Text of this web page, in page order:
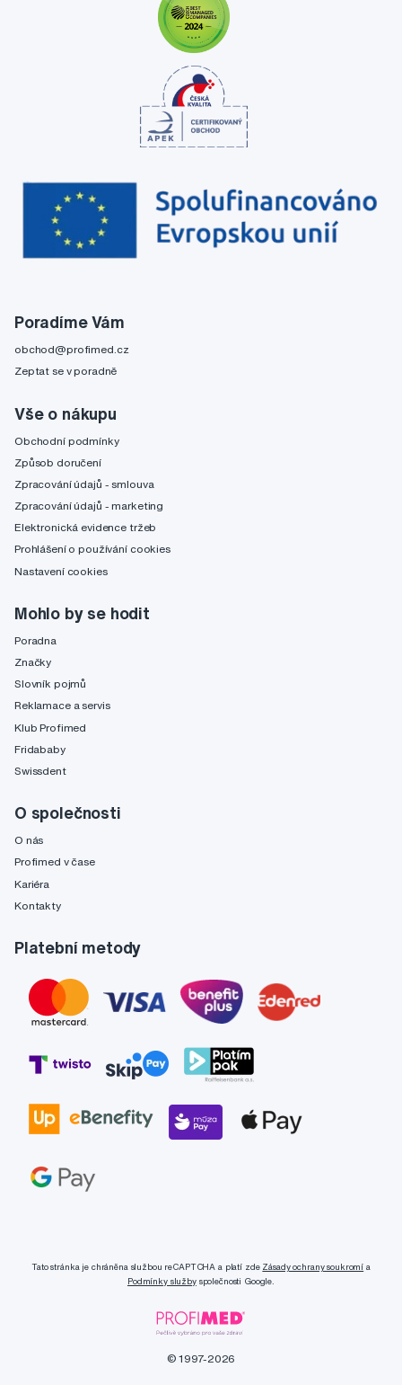
Poradíme Vám
obchod@profimed.cz
Zeptat se v poradně
Vše o nákupu
Obchodní podmínky
Způsob doručení
Zpracování údajů - smlouva
Zpracování údajů - marketing
Elektronická evidence tržeb
Prohlášení o používání cookies
Nastavení cookies
Mohlo by se hodit
Poradna
Značky
Slovník pojmů
Reklamace a servis
Klub Profimed
Fridababy
Swissdent
O společnosti
O nás
Profimed v čase
Kariéra
Kontakty
Platební metody
Tato stránka je chráněna službou reCAPTCHA a platí zde Zásady ochrany soukromí a
Podmínky službyspolečnosti Google.
© 1997-2026